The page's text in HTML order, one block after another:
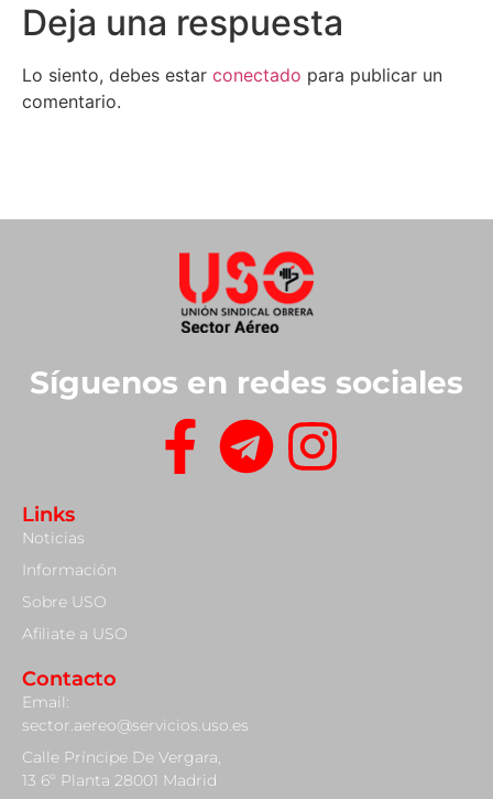
Deja una respuesta
Lo siento, debes estar conectado para publicar un
comentario.
Síguenos en redes sociales
Links
Noticias
Información
Sobre USO
Afiliate a USO
Contacto
Email:
sector.aereo@servicios.uso.es
Calle Príncipe De Vergara,
13 6º Planta 28001 Madrid